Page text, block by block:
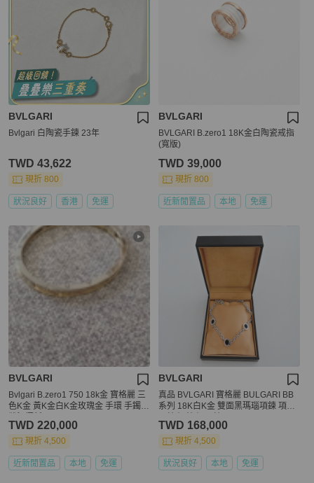
BVLGARI
Bvlgari 白陶瓷手鍊 23年
TWD 43,622
現折 800
狀況良好 香港 免運
BVLGARI
BVLGARI B.zero1 18K金白陶瓷戒指
(寬版)
TWD 39,000
現折 800
近新閒置品 本地 免運
BVLGARI
Bvlgari B.zero1 750 18k金 寶格麗 三
色K金 黃K金白K金玫瑰金 手環 手鐲
TWD 220,000
現折 4,500
近新閒置品 本地 免運
BVLGARI
真品 BVLGARI 寶格麗 BULGARI BB
系列 18K白K金 雙面黑瑪瑙項鍊 項鏈
TWD 168,000
現折 4,500
狀況良好 本地 免運